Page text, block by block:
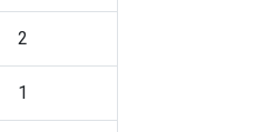
2
1